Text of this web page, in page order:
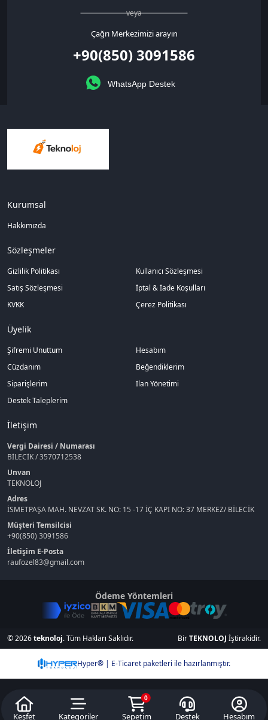
Keşfet Kategoriler
0
Sepetim Destek Hesabım
veya
Çağrı Merkezimizi arayın
+90(850) 3091586
WhatsApp Destek
Kurumsal
Hakkımızda
Sözleşmeler
Gizlilik Politikası
Kullanıcı Sözleşmesi
Satış Sözleşmesi
İptal & İade Koşulları
KVKK
Çerez Politikası
Üyelik
Şifremi Unuttum
Hesabım
Cüzdanım
Beğendiklerim
Siparişlerim
İlan Yönetimi
Destek Taleplerim
İletişim
Vergi Dairesi / Numarası
BİLECİK / 3570712538
Unvan
TEKNOLOJ
Adres
İSMETPAŞA MAH. NEVZAT SK. NO: 15 -17 İÇ KAPI NO: 37 MERKEZ/ BİLECİK
Müşteri Temsilcisi
+90(850) 3091586
İletişim E-Posta
raufozel83@gmail.com
Ödeme Yöntemleri
© 2026teknoloj. Tüm Hakları Saklıdır. BirTEKNOLOJ İştirakidir.
Hyper® | E-Ticaret paketleri ile hazırlanmıştır.